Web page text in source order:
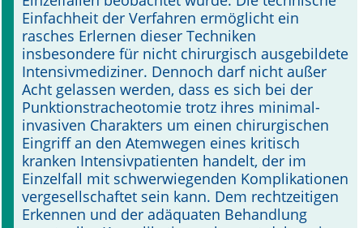
Einfachheit der Verfahren ermöglicht ein
rasches Erlernen dieser Techniken
insbesondere für nicht chirurgisch ausgebildete
Intensivmediziner. Dennoch darf nicht außer
Acht gelassen werden, dass es sich bei der
Punktionstracheotomie trotz ihres minimal-
invasiven Charakters um einen chirurgischen
Eingriff an den Atemwegen eines kritisch
kranken Intensivpatienten handelt, der im
Einzelfall mit schwerwiegenden Komplikationen
vergesellschaftet sein kann. Dem rechtzeitigen
Erkennen und der adäquaten Behandlung